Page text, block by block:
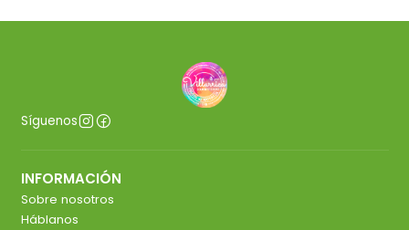
Síguenos
INFORMACIÓN
Sobre nosotros
Háblanos